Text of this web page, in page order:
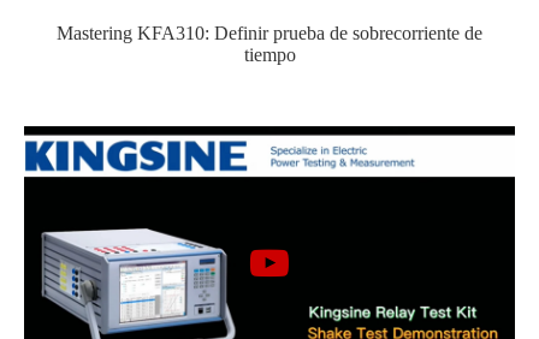
Mastering KFA310: Definir prueba de sobrecorriente de
tiempo